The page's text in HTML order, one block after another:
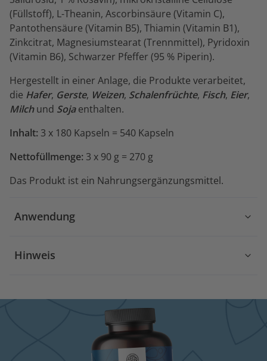
(Füllstoff), L-Theanin, Ascorbinsäure (Vitamin C),
Pantothensäure (Vitamin B5), Thiamin (Vitamin B1),
Zinkcitrat, Magnesiumstearat (Trennmittel), Pyridoxin
(Vitamin B6), Schwarzer Pfeffer (95 % Piperin).
Hergestellt in einer Anlage, die Produkte verarbeitet,
die Hafer, Gerste, Weizen, Schalenfrüchte, Fisch, Eier,
Milchund Sojaenthalten.
Inhalt: 3 x 180 Kapseln = 540 Kapseln
Nettofüllmenge: 3 x 90 g = 270 g
Das Produkt ist ein Nahrungsergänzungsmittel.
Anwendung
Hinweis